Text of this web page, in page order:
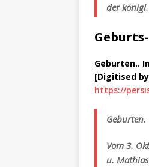
der
Geburten..
[Digitised
https://
Geburten.
Vom 3.
u.